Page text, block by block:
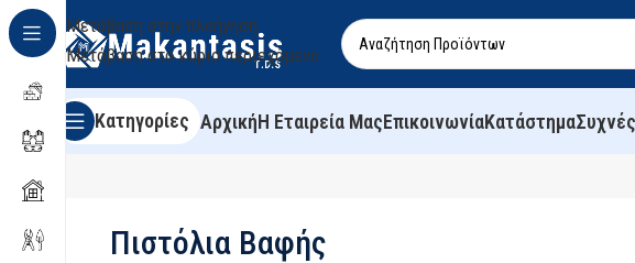
Μετάβαση στην πλοήγηση
Μετάβαση στο κύριο περιεχόμενο
Κατηγορίες ΑρχικήΗ Εταιρεία ΜαςΕπικοινωνίαΚατάστημα
Πιστόλια Βαφής